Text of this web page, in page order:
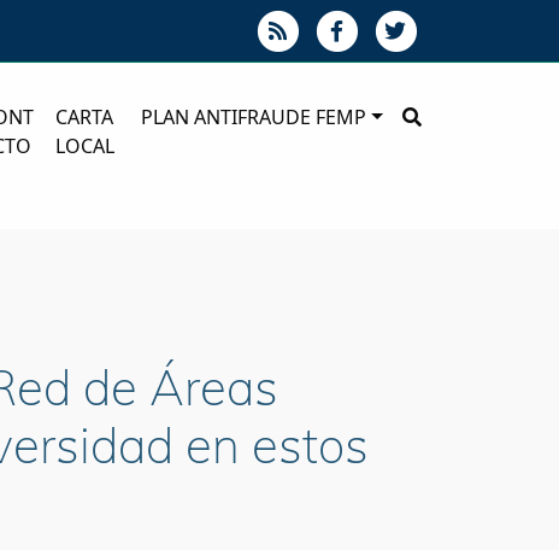
CARTA
LOCAL
PLAN ANTIFRAUDE FEMP
de Áreas
en estos